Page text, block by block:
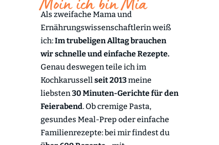
Moin ich bin Mia
Als zweifache Mama und
Ernährungswissenschaftlerin weiß
ich:Im trubeligen Alltag brauchen
wir schnelle und einfache Rezepte.
Genau deswegen teile ich im
Kochkarussellseit 2013meine
liebsten30 Minuten-Gerichte für den
Feierabend. Ob cremige Pasta,
gesundes Meal-Prep oder einfache
Familienrezepte: bei mir findest du